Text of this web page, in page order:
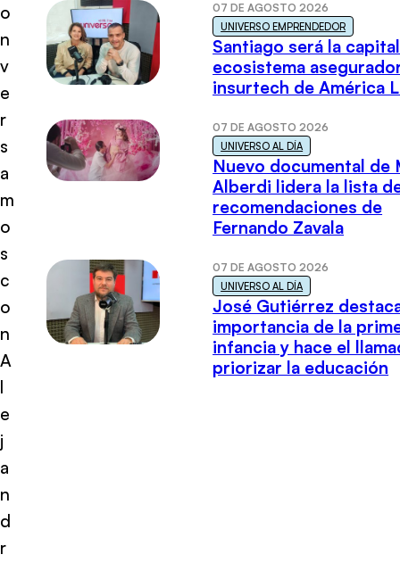
o
n
v
e
r
s
a
m
o
s
c
o
n
A
l
e
j
a
n
d
r
07 DE AGOSTO 2026
UNIVERSO EMPRENDEDOR
Santiago será la
ecosistema
insurtech de América
07 DE AGOSTO 2026
UNIVERSO AL DÍA
Nuevo documental de
Alberdi lidera la lista
recomendaciones de
Fernando Zavala
07 DE AGOSTO 2026
UNIVERSO AL DÍA
José Gutiérrez
importancia de la
infancia y hace el
priorizar la educación